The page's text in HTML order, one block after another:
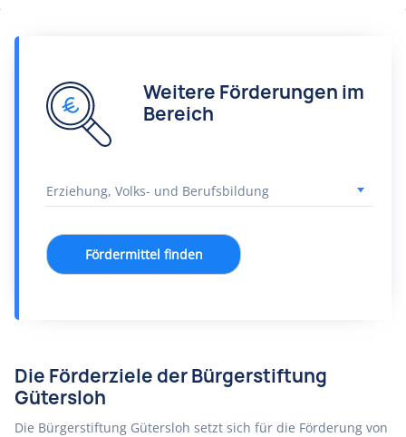
Weitere Förderungen im
Bereich
Fördermittel finden
Die Förderziele der Bürgerstiftung
Gütersloh
Die Bürgerstiftung Gütersloh setzt sich für die Förderung von